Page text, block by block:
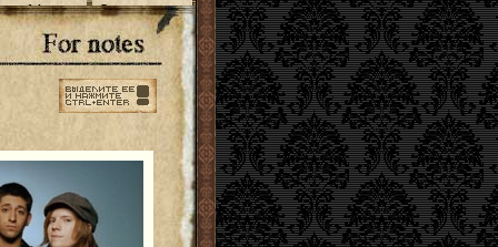
14
13
11
12
9
6
5
О нас
ЧаВо
Поиск
Ссылки
Карта сайта